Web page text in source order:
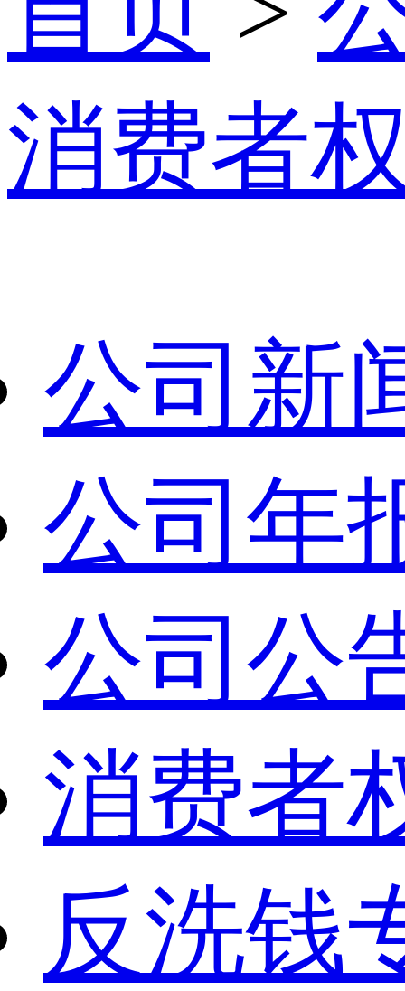
消费者
公司新
公司年
公司公
消费者
反洗钱